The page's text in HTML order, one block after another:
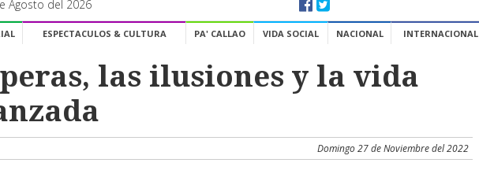
Agosto del 2026
ESPECTACULOS & CULTURA PA' CALLAO VIDA SOCIAL NACIONAL INTERNACIONAL
las ilusiones y la vida
Domingo 27 de Noviembre del 2022